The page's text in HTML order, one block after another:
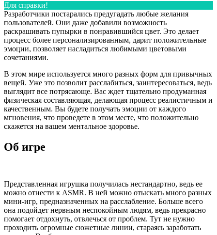
Для справки!
Разработчики постарались предугадать любые желания
пользователей. Они даже добавили возможность
раскрашивать пупырки в понравившийся цвет. Это делает
процесс более персонализированным, дарит положительные
эмоции, позволяет насладиться любимыми цветовыми
сочетаниями.
В этом мире используется много разных форм для привычных
вещей. Уже это позволит расслабиться, заинтересоваться, ведь
выглядит все потрясающе. Вас ждет тщательно продуманная
физическая составляющая, делающая процесс реалистичным и
качественным. Вы будете получать эмоции от каждого
мгновения, что проведете в этом месте, что положительно
скажется на вашем ментальное здоровье.
Об игре
Представленная игрушка получилась нестандартно, ведь ее
можно отнести к ASMR. В ней можно отыскать много разных
мини-игр, предназначенных на расслабление. Больше всего
она подойдет нервным неспокойным людям, ведь прекрасно
помогает отдохнуть, отвлечься от проблем. Тут не нужно
проходить огромные сюжетные линии, стараясь заработать